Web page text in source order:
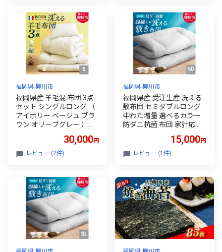
訳あり 理由あり 規格外 便
利 夕食 人気のり ランチ 昼
食 人気 美味しいのり 焼き
のり 名産海苔 巻き寿司 福
岡県 柳川市
福岡県 柳川市
福岡県産 羊毛混 布団 3点
セット シングルロング （
アイボリー ベージュ ブラ
ウン オリーブグレー ）ふ
掛け布団 敷き布団 枕 寝具
30,000円
レビュー (2件)
福岡県 柳川市
福岡県産 受注生産 洗える
敷布団 セミダブルロング
中わた増量 選べるカラー
防ダニ抗菌 布団 家計応援
日本製 布団 洗濯可 布団 ふ
とん 布団 しきふとん 布団
15,000円
レビュー (1件)